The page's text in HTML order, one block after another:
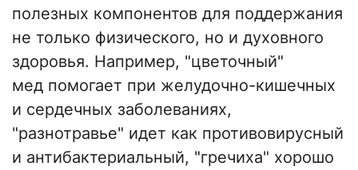
полезных компонентов для поддержания
не только физического, но и духовного
здоровья. Например, "цветочный"
мед помогает при желудочно-кишечных
и сердечных заболеваниях,
"разнотравье" идет как противовирусный
и антибактериальный, "гречиха" хорошо